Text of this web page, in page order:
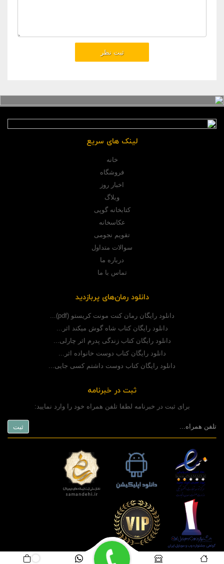
لینک های سریع
خانه
فروشگاه
اخبار روز
وبلاگ
کتابخانه گوپی
عکاسخانه
تقویم نجومی
سوالات متداول
درباره ما
تماس با ما
دانلود رمان‌های پربازدید
دانلود رایگان رمان کنت مونت کریستو (pdf)...
دانلود رایگان کتاب شاه گوش میکند اثر...
دانلود رایگان کتاب زندگی پدرم اثر چارلی...
دانلود رایگان کتاب دوست خانواده اثر...
دانلود رایگان کتاب دوست داشتم کسی جایی...
ثبت در خبرنامه
برای ثبت در خبرنامه لطفا تلفن همراه خود را وارد نمایید:
copyright © 2020 powered by www.rashinweb.com